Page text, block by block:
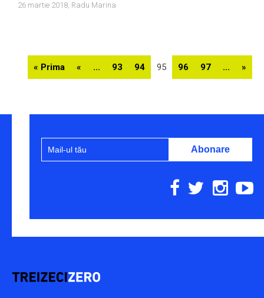
26 martie 2018, Radu Marina
« Prima « ... 93 94 95 96 97 ... »